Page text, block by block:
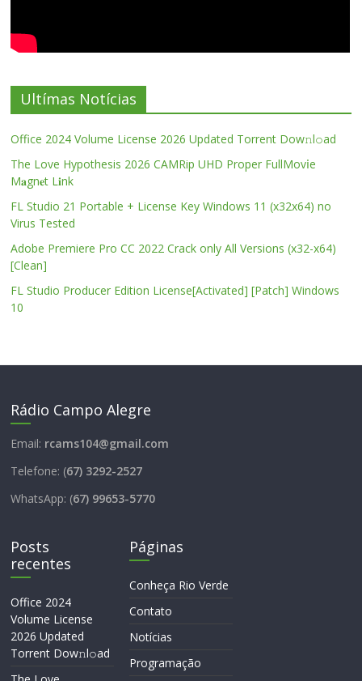
Ultímas Notícias
Office 2024 Volume License 2026 Updated Torrent Dow𝚗l𝚘аd
The Love Hypothesis 2026 CAMRip UHD Proper FullMov𝗂e
M𝐚gn𝐞t L𝐢nk
FL Studio 21 Portable + License Key Windows 11 (x32x64) no
Virus Tested
Adobe Premiere Pro CC 2022 Crack only All Versions (x32-x64)
[Clean]
FL Studio Producer Edition License[Activated] [Patch] Windows
10
Rádio Campo Alegre
Email: rcams104@gmail.com
Telefone: (67) 3292-2527
WhatsApp: (67) 99653-5770
Posts
recentes
Office 2024
Volume License
2026 Updated
Torrent Dow𝚗l𝚘аd
Páginas
Conheça Rio Verde
Contato
Notícias
Programação